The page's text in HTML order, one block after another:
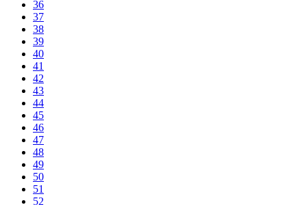
36
37
38
39
40
41
42
43
44
45
46
47
48
49
50
51
52